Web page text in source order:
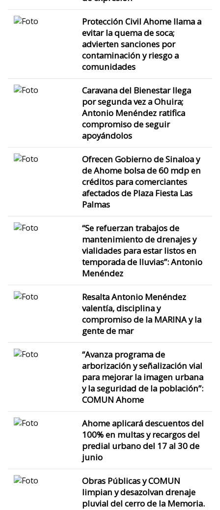
Protección Civil Ahome llama a
evitar la quema de soca;
advierten sanciones por
contaminación y riesgo a
comunidades
Caravana del Bienestar llega
por segunda vez a Ohuira;
Antonio Menéndez ratifica
compromiso de seguir
apoyándolos
Ofrecen Gobierno de Sinaloa y
de Ahome bolsa de 60 mdp en
créditos para comerciantes
afectados de Plaza Fiesta Las
Palmas
“Se refuerzan trabajos de
mantenimiento de drenajes y
vialidades para estar listos en
temporada de lluvias”: Antonio
Menéndez
Resalta Antonio Menéndez
valentía, disciplina y
compromiso de la MARINA y la
gente de mar
“Avanza programa de
arborización y señalización vial
para mejorar la imagen urbana
y la seguridad de la población”:
COMUN Ahome
Ahome aplicará descuentos del
100% en multas y recargos del
predial urbano del 17 al 30 de
junio
Obras Públicas y COMUN
limpian y desazolvan drenaje
pluvial del cerro de la Memoria.